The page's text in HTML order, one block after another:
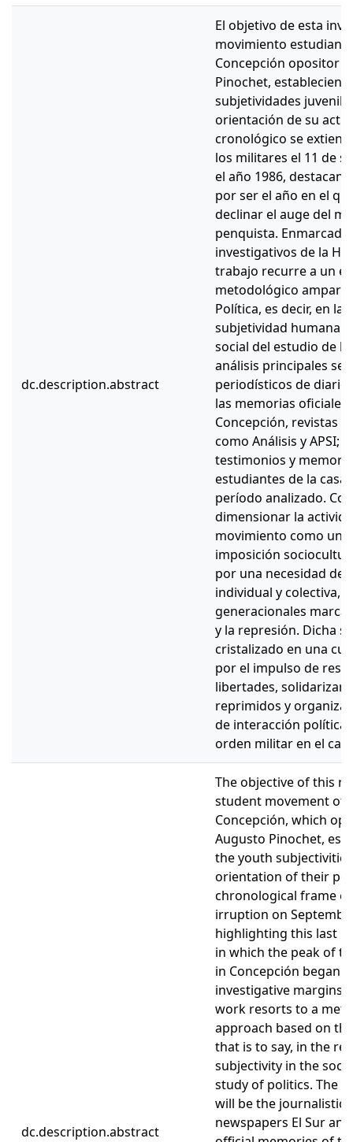
dc.description.abstract
El objetivo de esta
movimiento
Concepción opositor
Pinochet,
subjetividades
orientación de su
cronológico se
los militares el 11 de
el año 1986,
por ser el año en el
declinar el auge del
penquista.
investigativos de la
trabajo recurre a un
metodológico
Política, es decir, en la
subjetividad humana
social del estudio de
análisis principales
periodísticos de diario
las memorias oficiales
Concepción, revistas
como Análisis y APSI;
testimonios y
estudiantes de la
período analizado.
dimensionar la
movimiento como
imposición
por una necesidad de
individual y colectiva,
generacionales
y la represión. Dicha
cristalizado en una
por el impulso de
libertades, solidarizar
reprimidos y
de interacción política
orden militar en el
dc.description.abstract
The objective of this
student movement of
Concepción, which
Augusto Pinochet,
the youth
orientation of their
chronological frame
irruption on
highlighting this last
in which the peak of
in Concepción began
investigative margins
work resorts to a
approach based on
that is to say, in the
subjectivity in the
study of politics. The
will be the journalistic
newspapers El Sur